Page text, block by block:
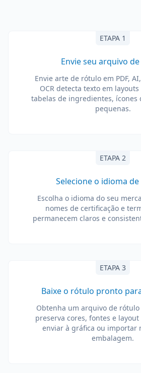
ETAPA 1
Envie seu arquivo
Envie arte de rótulo em PDF, AI,
OCR detecta texto em
tabelas de ingredientes, ícones
pequenas.
ETAPA 2
Selecione o idioma
Escolha o idioma do seu
nomes de certificação e
permanecem claros e
ETAPA 3
Baixe o rótulo pronto
Obtenha um arquivo de
preserva cores, fontes e
enviar à gráfica ou importar
embalagem.